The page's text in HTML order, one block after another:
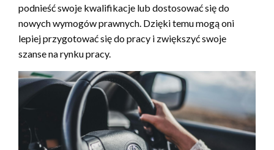
podnieść swoje kwalifikacje lub dostosować się do
nowych wymogów prawnych. Dzięki temu mogą oni
lepiej przygotować się do pracy i zwiększyć swoje
szanse na rynku pracy.